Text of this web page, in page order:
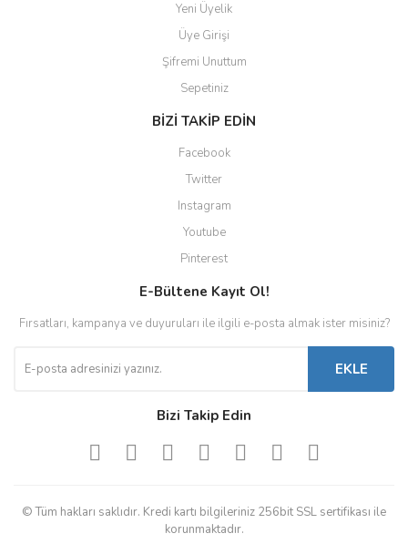
Yeni Üyelik
Üye Girişi
Şifremi Unuttum
Sepetiniz
BİZİ TAKİP EDİN
Facebook
Twitter
Instagram
Youtube
Pinterest
E-Bültene Kayıt Ol!
Fırsatları, kampanya ve duyuruları ile ilgili e-posta almak ister misiniz?
EKLE
Bizi Takip Edin
© Tüm hakları saklıdır. Kredi kartı bilgileriniz 256bit SSL sertifikası ile
korunmaktadır.